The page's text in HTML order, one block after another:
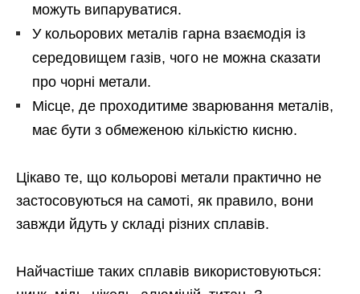
можуть випаруватися.
У кольорових металів гарна взаємодія із
середовищем газів, чого не можна сказати
про чорні метали.
Місце, де проходитиме зварювання металів,
має бути з обмеженою кількістю кисню.
Цікаво те, що кольорові метали практично не
застосовуються на самоті, як правило, вони
завжди йдуть у складі різних сплавів.
Найчастіше таких сплавів використовуються: